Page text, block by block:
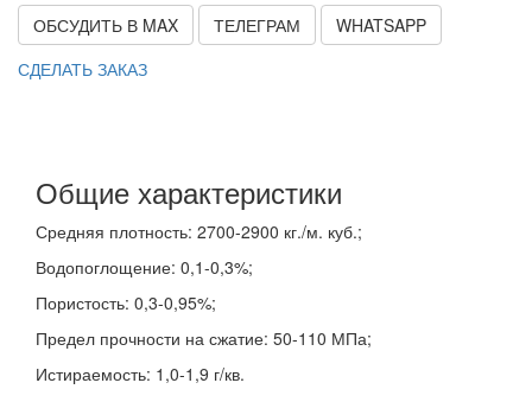
ОБСУДИТЬ В MAX ТЕЛЕГРАМ
WHATSAPP
СДЕЛАТЬ ЗАКАЗ
Общие характеристики
Средняя плотность: 2700-2900 кг./м. куб.;
Водопоглощение: 0,1-0,3%;
Пористость: 0,3-0,95%;
Предел прочности на сжатие: 50-110 МПа;
Истираемость: 1,0-1,9 г/кв.